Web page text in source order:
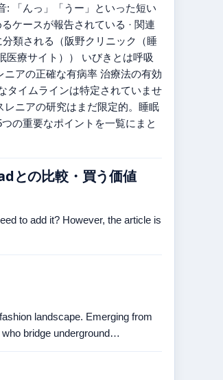
: 「んっ」「うー」といった短い
ケースが報告されている · 関連
類される（阪野クリニック（睡
医療サイト）） いびきとは呼吸
アの正確な有病率 治療法の有効
タイムラインは特定されていませ
ニアの研究はまだ限定的。睡眠
の重要なポイントを一覧にまと
との比較・買う価値
to add it? However, the article is
landscape. Emerging from
bridge underground…